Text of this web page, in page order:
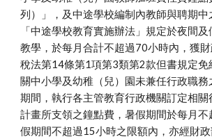
列）」，及中途學校編制內教師與聘期中
「中途學校教育實施辦法」規定於夜間
教學，於每月合計不超過70小時內，獲
稅法第14條第1項第3類第2款但書規定免
關中小學及幼稚（兒）園未兼任行政職務
期間，執行各主管教育行政機關訂定相
計畫所支領之鐘點費，暑假期間於每月
假期間不超過15小時之限額內，亦經財